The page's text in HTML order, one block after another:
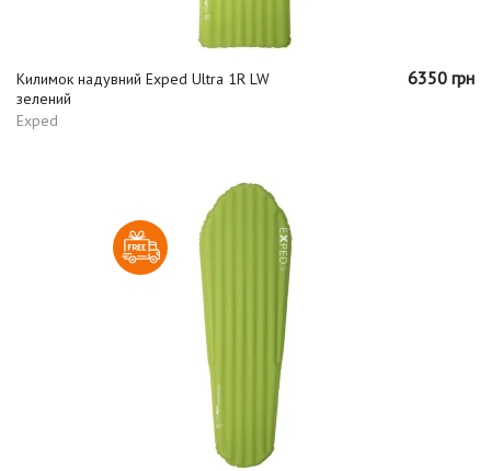
Килимок надувний Exped Ultra 1R LW
зелений
Exped
6350 грн